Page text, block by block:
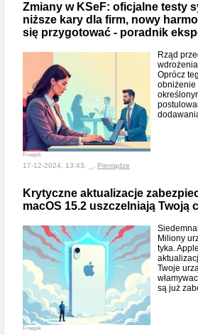
Zmiany w KSeF: oficjalne testy
niższe kary dla firm, nowy
się przygotować - poradnik
Freepik
Rząd
Oprócz
obniżenie
17-12-2024, 13:43, _, Pieniądze
Krytyczne aktualizacje
macOS 15.2 uszczelniają Twoją
Freepik
Miliony
tyka.
Twoje
są już